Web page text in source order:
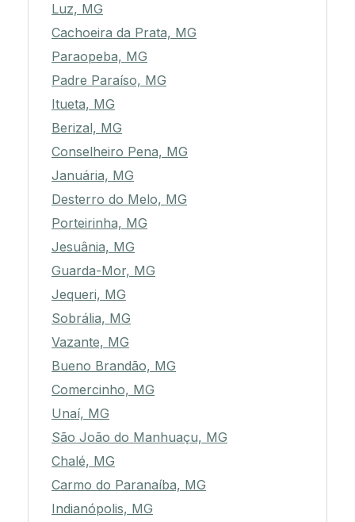
Luz, MG
Cachoeira da Prata, MG
Paraopeba, MG
Padre Paraíso, MG
Itueta, MG
Berizal, MG
Conselheiro Pena, MG
Januária, MG
Desterro do Melo, MG
Porteirinha, MG
Jesuânia, MG
Guarda-Mor, MG
Jequeri, MG
Sobrália, MG
Vazante, MG
Bueno Brandão, MG
Comercinho, MG
Unaí, MG
São João do Manhuaçu, MG
Chalé, MG
Carmo do Paranaíba, MG
Indianópolis, MG